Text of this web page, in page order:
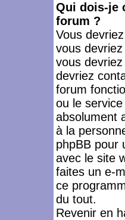
Qui dois-je
forum ?
Vous
vous
vous
devriez
forum
ou le
absolument
à la
phpBB pour
avec le site
faites un e-
ce
du tout.
Revenir en